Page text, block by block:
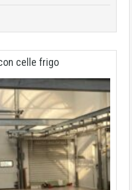
celle frigo